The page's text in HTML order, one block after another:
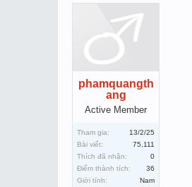
phamquangth
ang
Active Member
Tham gia:
13/2/25
Bài viết:
75,111
Thích đã nhận:
0
Điểm thành tích:
36
Giới tính:
Nam